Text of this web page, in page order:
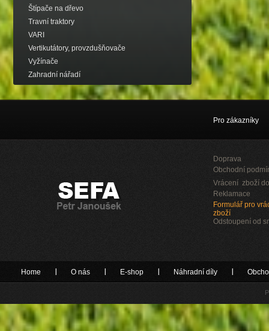
Štípače na dřevo
Travní traktory
VARI
Vertikutátory, provzdušňovače
Vyžínače
Zahradní nářadí
Pro zákazníky
Doprava
Obchodní
Vrácení zboží
Reklamace
Formulář pro
zboží
Odstoupení od
Home O nás E-shop Náhradní díly